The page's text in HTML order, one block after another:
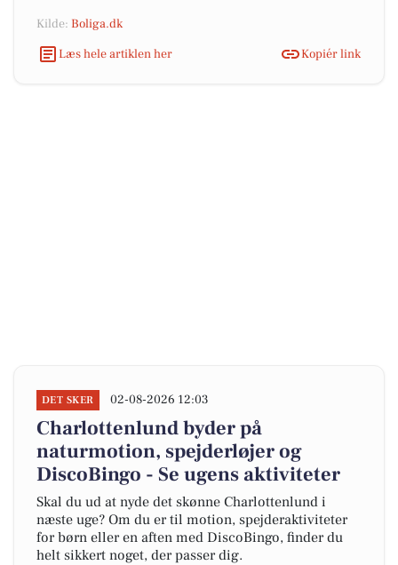
Kilde: Boliga.dk
Læs hele artiklen her
Kopiér link
DET SKER 02-08-2026 12:03
Charlottenlund byder på
naturmotion, spejderløjer og
DiscoBingo - Se ugens aktiviteter
Skal du ud at nyde det skønne Charlottenlund i
næste uge? Om du er til motion, spejderaktiviteter
for børn eller en aften med DiscoBingo, finder du
helt sikkert noget, der passer dig.